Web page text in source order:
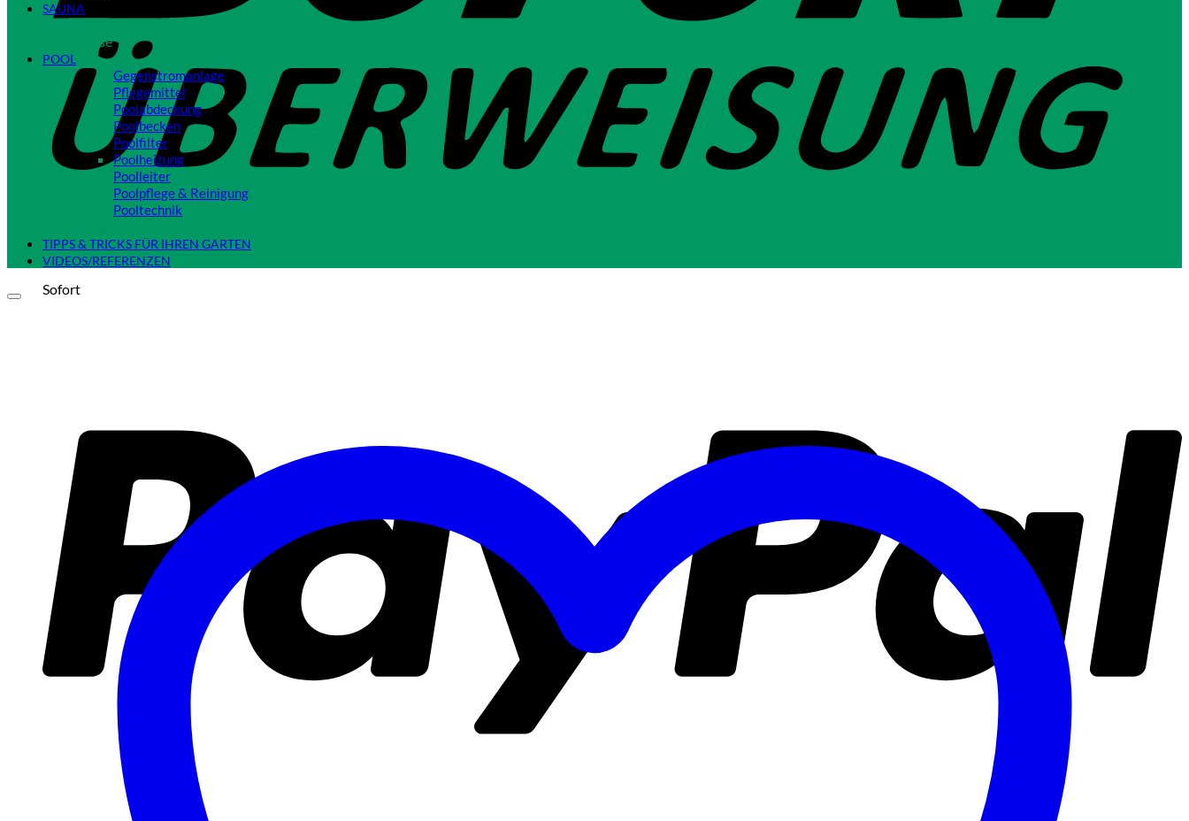
Sofort
SAUNA
Close
POOL
Gegenstromanlage
Pflegemittel
Poolabdeckung
Poolbecken
Poolfilter
Poolheizung
Poolleiter
Poolpflege & Reinigung
Pooltechnik
TIPPS & TRICKS FÜR IHREN GARTEN
VIDEOS/REFERENZEN